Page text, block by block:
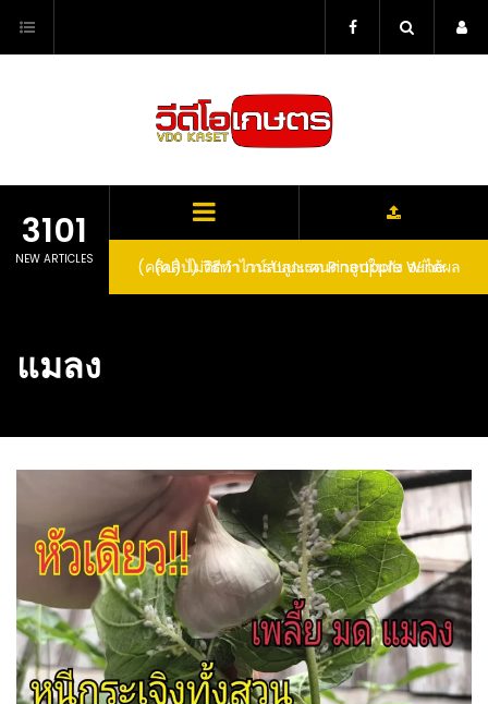
content
3101
NEW ARTICLES (คลิป) วิธีทำไวน์สับปะรด Pineapple Wine
แมลง